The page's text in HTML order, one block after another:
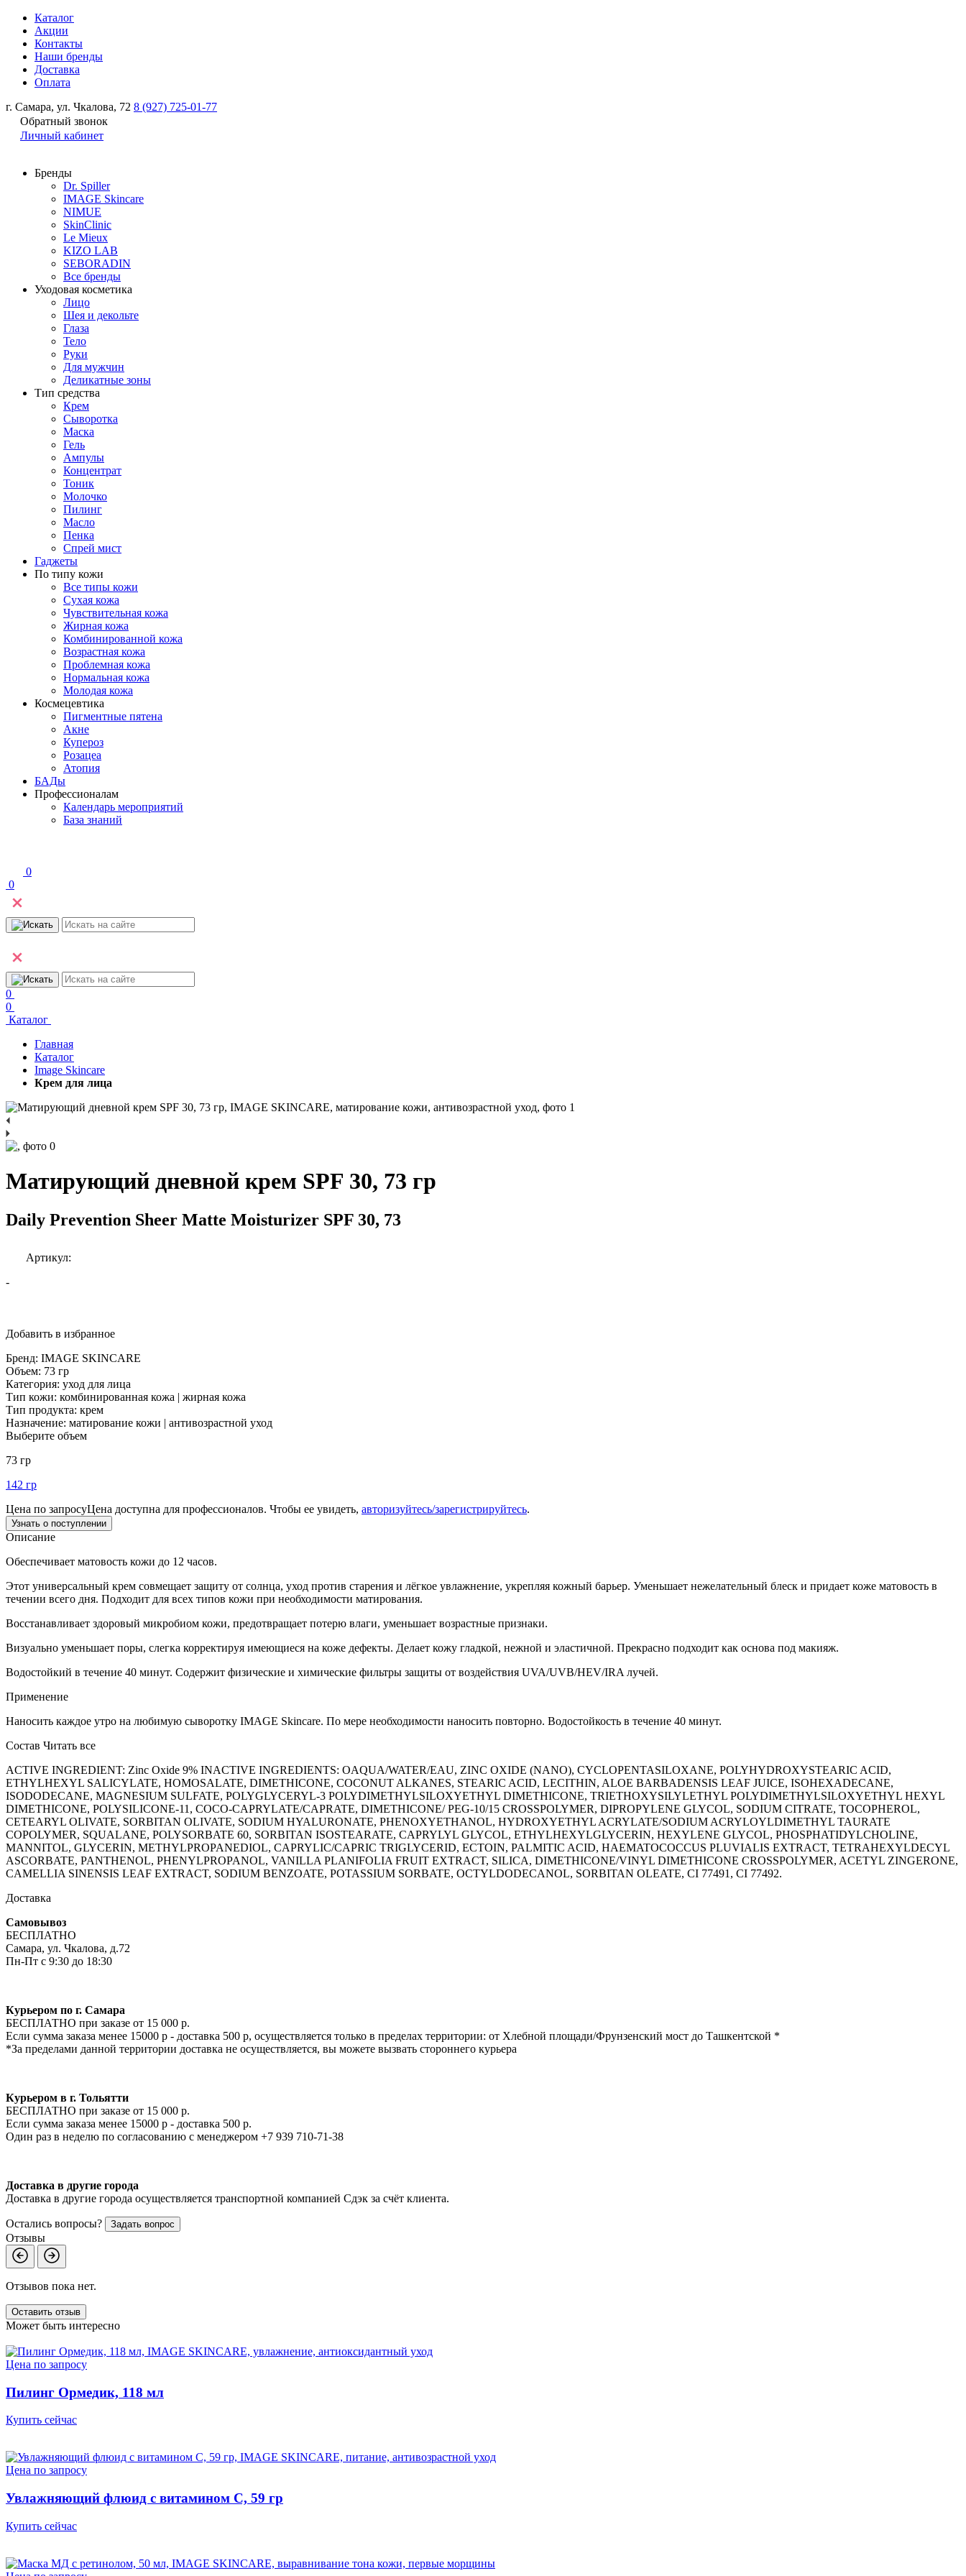
Каталог
Акции
Контакты
Наши бренды
Доставка
Оплата
г. Самара, ул. Чкалова, 72 8 (927) 725-01-77
Обратный звонок
Личный кабинет
Бренды
Dr. Spiller
IMAGE Skincare
NIMUE
SkinClinic
Le Mieux
KIZO LAB
SEBORADIN
Все бренды
Уходовая косметика
Лицо
Шея и декольте
Глаза
Тело
Руки
Для мужчин
Деликатные зоны
Тип средства
Крем
Сыворотка
Маска
Гель
Ампулы
Концентрат
Тоник
Молочко
Пилинг
Масло
Пенка
Спрей мист
Гаджеты
По типу кожи
Все типы кожи
Сухая кожа
Чувствительная кожа
Жирная кожа
Комбинированной кожа
Возрастная кожа
Проблемная кожа
Нормальная кожа
Молодая кожа
Космецевтика
Пигментные пятена
Акне
Купероз
Розацеа
Атопия
БАДы
Профессионалам
Календарь мероприятий
База знаний
0
0
0
0
Каталог
Главная
Каталог
Image Skincare
Крем для лица
Матирующий дневной крем SPF 30, 73 гр
Daily Prevention Sheer Matte Moisturizer SPF 30, 73
Артикул:
-
Добавить в избранное
Бренд: IMAGE SKINCARE
Объем: 73 гр
Категория: уход для лица
Тип кожи: комбинированная кожа | жирная кожа
Тип продукта: крем
Назначение: матирование кожи | антивозрастной уход
Выберите объем
73 гр
142 гр
Цена по запросуЦена доступна для профессионалов. Чтобы ее увидеть, авторизуйтесь/зарегистрируйтесь.
Узнать о поступлении
Описание
Обеспечивает матовость кожи до 12 часов.
Этот универсальный крем совмещает защиту от солнца, уход против старения и лёгкое увлажнение, укрепляя кожный барьер. Уменьшает нежелательный блеск и придает коже матовость в
течении всего дня. Подходит для всех типов кожи при необходимости матирования.
Восстанавливает здоровый микробиом кожи, предотвращает потерю влаги, уменьшает возрастные признаки.
Визуально уменьшает поры, слегка корректируя имеющиеся на коже дефекты. Делает кожу гладкой, нежной и эластичной. Прекрасно подходит как основа под макияж.
Водостойкий в течение 40 минут. Содержит физические и химические фильтры защиты от воздействия UVA/UVB/HEV/IRA лучей.
Применение
Наносить каждое утро на любимую сыворотку IMAGE Skincare. По мере необходимости наносить повторно. Водостойкость в течение 40 минут.
Состав Читать все
ACTIVE INGREDIENT: Zinc Oxide 9% INACTIVE INGREDIENTS: OAQUA/WATER/EAU, ZINC OXIDE (NANO), CYCLOPENTASILOXANE, POLYHYDROXYSTEARIC ACID,
ETHYLHEXYL SALICYLATE, HOMOSALATE, DIMETHICONE, COCONUT ALKANES, STEARIC ACID, LECITHIN, ALOE BARBADENSIS LEAF JUICE, ISOHEXADECANE,
ISODODECANE, MAGNESIUM SULFATE, POLYGLYCERYL-3 POLYDIMETHYLSILOXYETHYL DIMETHICONE, TRIETHOXYSILYLETHYL POLYDIMETHYLSILOXYETHYL HEXYL
DIMETHICONE, POLYSILICONE-11, COCO-CAPRYLATE/CAPRATE, DIMETHICONE/ PEG-10/15 CROSSPOLYMER, DIPROPYLENE GLYCOL, SODIUM CITRATE, TOCOPHEROL,
CETEARYL OLIVATE, SORBITAN OLIVATE, SODIUM HYALURONATE, PHENOXYETHANOL, HYDROXYETHYL ACRYLATE/SODIUM ACRYLOYLDIMETHYL TAURATE
COPOLYMER, SQUALANE, POLYSORBATE 60, SORBITAN ISOSTEARATE, CAPRYLYL GLYCOL, ETHYLHEXYLGLYCERIN, HEXYLENE GLYCOL, PHOSPHATIDYLCHOLINE,
MANNITOL, GLYCERIN, METHYLPROPANEDIOL, CAPRYLIC/CAPRIC TRIGLYCERID, ECTOIN, PALMITIC ACID, HAEMATOCOCCUS PLUVIALIS EXTRACT, TETRAHEXYLDECYL
ASCORBATE, PANTHENOL, PHENYLPROPANOL, VANILLA PLANIFOLIA FRUIT EXTRACT, SILICA, DIMETHICONE/VINYL DIMETHICONE CROSSPOLYMER, ACETYL ZINGERONE,
CAMELLIA SINENSIS LEAF EXTRACT, SODIUM BENZOATE, POTASSIUM SORBATE, OCTYLDODECANOL, SORBITAN OLEATE, CI 77491, CI 77492.
Доставка
Самовывоз
БЕСПЛАТНО
Самара, ул. Чкалова, д.72
Пн-Пт с 9:30 до 18:30
Курьером по г. Самара
БЕСПЛАТНО при заказе от 15 000 р.
Если сумма заказа менее 15000 р - доставка 500 р, осуществляется только в пределах территории: от Хлебной площади/Фрунзенский мост до Ташкентской *
*За пределами данной территории доставка не осуществляется, вы можете вызвать стороннего курьера
Курьером в г. Тольятти
БЕСПЛАТНО при заказе от 15 000 р.
Если сумма заказа менее 15000 р - доставка 500 р.
Один раз в неделю по согласованию с менеджером +7 939 710-71-38
Доставка в другие города
Доставка в другие города осуществляется транспортной компанией Сдэк за счёт клиента.
Остались вопросы? Задать вопрос
Отзывы
Отзывов пока нет.
Оставить отзыв
Может быть интересно
Цена по запросу
Пилинг Ормедик, 118 мл
Купить сейчас
Цена по запросу
Увлажняющий флюид с витамином С, 59 гр
Купить сейчас